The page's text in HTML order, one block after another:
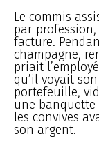
Le commis
par
facture.
champagne,
priait
qu’il voyait
portefeuille,
une
les convives
son argent.